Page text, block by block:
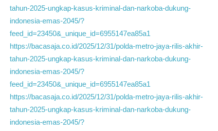
tahun-2025-ungkap-kasus-kriminal-dan-narkoba-dukung-
indonesia-emas-2045/?
feed_id=23450&_unique_id=6955147ea85a1
https://bacasaja.co.id/2025/12/31/polda-metro-jaya-rilis-akhir-
tahun-2025-ungkap-kasus-kriminal-dan-narkoba-dukung-
indonesia-emas-2045/?
feed_id=23450&_unique_id=6955147ea85a1
https://bacasaja.co.id/2025/12/31/polda-metro-jaya-rilis-akhir-
tahun-2025-ungkap-kasus-kriminal-dan-narkoba-dukung-
indonesia-emas-2045/?